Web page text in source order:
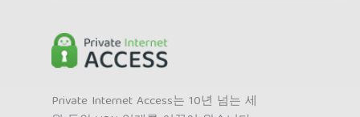
Private Internet Access는 10년 넘는 세